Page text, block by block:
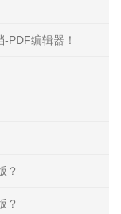
PDF编辑器！
？
？